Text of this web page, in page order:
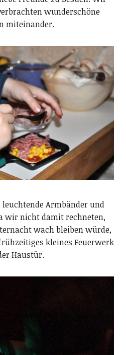
wunderschöne
miteinander.
leuchtende Armbänder und
wir nicht damit rechneten,
wach bleiben würde,
kleines Feuerwerk
Haustür.